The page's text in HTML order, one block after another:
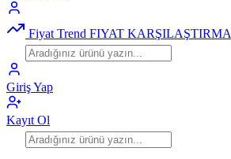
Fiyat Trend FIYAT KARŞILAŞTIRMA
Giriş Yap
Kayıt Ol